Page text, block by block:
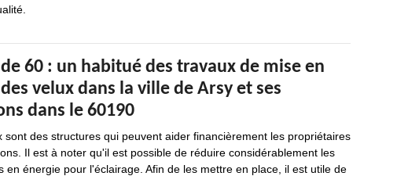
60 : un habitué des travaux de mise en
velux dans la ville de Arsy et ses
dans le 60190
sont des structures qui peuvent aider financièrement les propriétaires
Il est à noter qu'il est possible de réduire considérablement les
en énergie pour l'éclairage. Afin de les mettre en place, il est utile de